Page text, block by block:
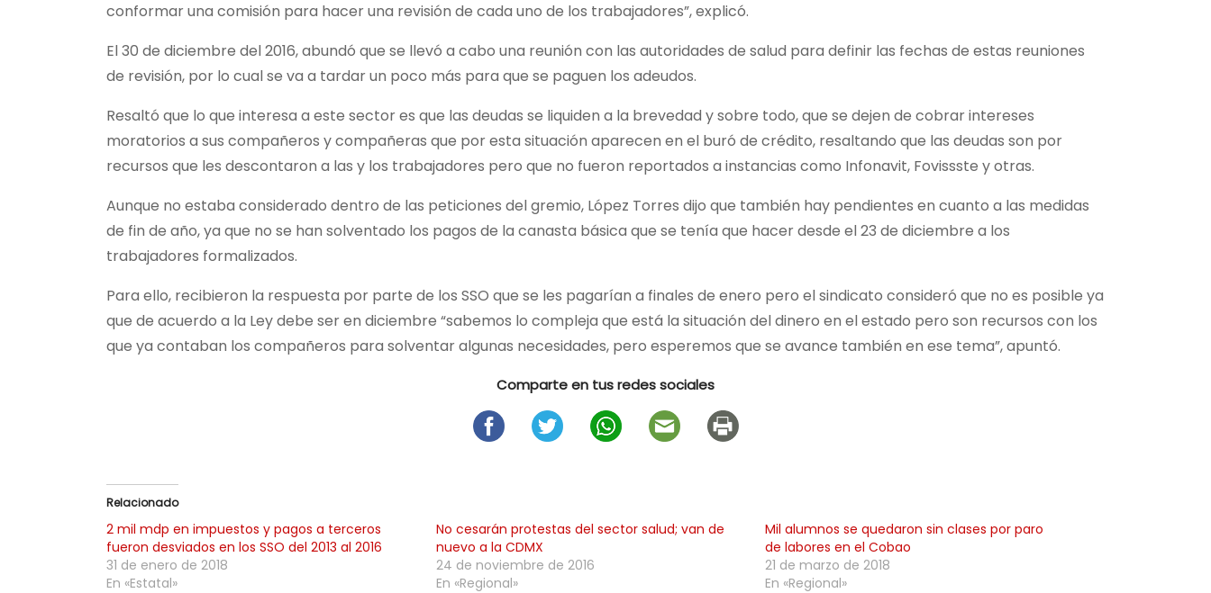
conformar una comisión para hacer una revisión de cada uno de los trabajadores”, explicó.
El 30 de diciembre del 2016, abundó que se llevó a cabo una reunión con las autoridades de salud para definir las fechas de estas reuniones
de revisión, por lo cual se va a tardar un poco más para que se paguen los adeudos.
Resaltó que lo que interesa a este sector es que las deudas se liquiden a la brevedad y sobre todo, que se dejen de cobrar intereses
moratorios a sus compañeros y compañeras que por esta situación aparecen en el buró de crédito, resaltando que las deudas son por
recursos que les descontaron a las y los trabajadores pero que no fueron reportados a instancias como Infonavit, Fovissste y otras.
Aunque no estaba considerado dentro de las peticiones del gremio, López Torres dijo que también hay pendientes en cuanto a las medidas
de fin de año, ya que no se han solventado los pagos de la canasta básica que se tenía que hacer desde el 23 de diciembre a los
trabajadores formalizados.
Para ello, recibieron la respuesta por parte de los SSO que se les pagarían a finales de enero pero el sindicato consideró que no es posible ya
que de acuerdo a la Ley debe ser en diciembre “sabemos lo compleja que está la situación del dinero en el estado pero son recursos con los
que ya contaban los compañeros para solventar algunas necesidades, pero esperemos que se avance también en ese tema”, apuntó.
Comparte en tus redes sociales
Relacionado
2 mil mdp en impuestos y pagos a terceros
fueron desviados en los SSO del 2013 al 2016
31 de enero de 2018
En «Estatal»
No cesarán protestas del sector salud; van de
nuevo a la CDMX
24 de noviembre de 2016
En «Regional»
Mil alumnos se quedaron sin clases por paro
de labores en el Cobao
21 de marzo de 2018
En «Regional»